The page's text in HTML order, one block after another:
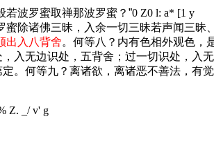
若波罗蜜取禅那波罗蜜？”0 Z0 l: a* [1 y
除诸佛三昧，入余一切三昧若声闻三昧
出入八背舍。何等八？内有色相外观色，
入无边识处，五背舍；过一切识处，入
。何等九？离诸欲，离诸恶不善法，有
Z. _/ v' g